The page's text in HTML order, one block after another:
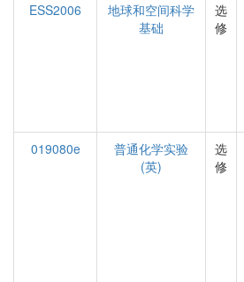
ESS2006
地球和空间科学
基础
选
修
019080e
普通化学实验
(英)
选
修